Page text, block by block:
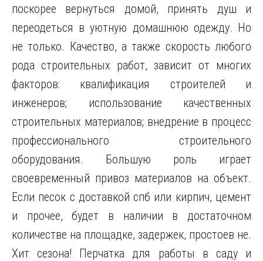
поскорее вернуться домой, принять душ и
переодеться в уютную домашнюю одежду. Но
не только. Качество, а также скорость любого
рода строительных работ, зависит от многих
факторов: квалификация строителей и
инженеров; использование качественных
строительных материалов; внедрение в процесс
профессионального строительного
оборудования. Большую роль играет
своевременный привоз материалов на объект.
Если песок с доставкой спб или кирпич, цемент
и прочее, будет в наличии в достаточном
количестве на площадке, задержек, простоев не.
Хит сезона! Перчатка для работы в саду и